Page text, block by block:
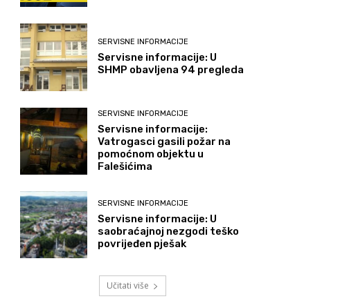
SERVISNE INFORMACIJE
Servisne informacije: U
SHMP obavljena 94 pregleda
SERVISNE INFORMACIJE
Servisne informacije:
Vatrogasci gasili požar na
pomoćnom objektu u
Falešićima
SERVISNE INFORMACIJE
Servisne informacije: U
saobraćajnoj nezgodi teško
povrijeđen pješak
Učitati više